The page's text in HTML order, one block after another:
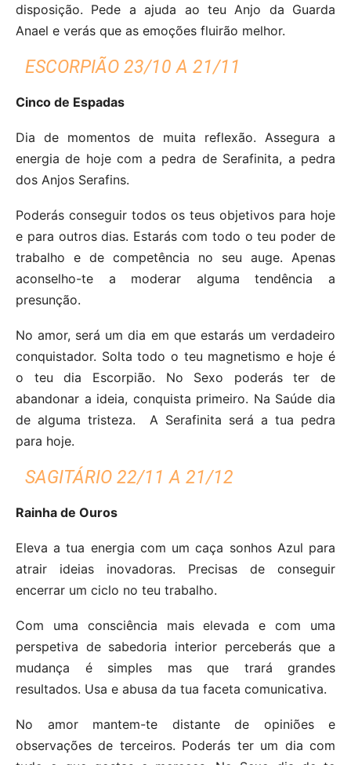
disposição. Pede a ajuda ao teu Anjo da Guarda
Anael e verás que as emoções fluirão melhor.
ESCORPIÃO 23/10 A 21/11
Cinco de Espadas
Dia de momentos de muita reflexão. Assegura a
energia de hoje com a pedra de Serafinita, a pedra
dos Anjos Serafins.
Poderás conseguir todos os teus objetivos para hoje
e para outros dias. Estarás com todo o teu poder de
trabalho e de competência no seu auge. Apenas
aconselho-te a moderar alguma tendência a
presunção.
No amor, será um dia em que estarás um verdadeiro
conquistador. Solta todo o teu magnetismo e hoje é
o teu dia Escorpião. No Sexo poderás ter de
abandonar a ideia, conquista primeiro. Na Saúde dia
de alguma tristeza. A Serafinita será a tua pedra
para hoje.
SAGITÁRIO 22/11 A 21/12
Rainha de Ouros
Eleva a tua energia com um caça sonhos Azul para
atrair ideias inovadoras. Precisas de conseguir
encerrar um ciclo no teu trabalho.
Com uma consciência mais elevada e com uma
perspetiva de sabedoria interior perceberás que a
mudança é simples mas que trará grandes
resultados. Usa e abusa da tua faceta comunicativa.
No amor mantem-te distante de opiniões e
observações de terceiros. Poderás ter um dia com